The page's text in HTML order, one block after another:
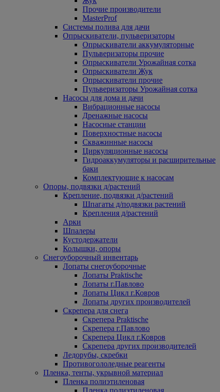
Прочие производители
MasterProf
Системы полива для дачи
Опрыскиватели, пульверизаторы
Опрыскиватели аккумуляторные
Пульверизаторы прочие
Опрыскиватели Урожайная сотка
Опрыскиватели Жук
Опрыскиватели прочие
Пульверизаторы Урожайная сотка
Насосы для дома и дачи
Вибрационные насосы
Дренажные насосы
Насосные станции
Поверхностные насосы
Скважинные насосы
Циркуляционные насосы
Гидроаккумуляторы и расширительные
баки
Комплектующие к насосам
Опоры, подвязки д/растений
Крепление, подвязки д/растений
Шпагаты д/подвязки растений
Крепления д/растений
Арки
Шпалеры
Кустодержатели
Колышки, опоры
Снегоуборочный инвентарь
Лопаты снегоуборочные
Лопаты Praktische
Лопаты г.Павлово
Лопаты Цикл г.Ковров
Лопаты других производителей
Скрепера для снега
Скрепера Praktische
Скрепера г.Павлово
Скрепера Цикл г.Ковров
Скрепера других производителей
Ледорубы, скребки
Противогололедные реагенты
Пленка, тенты, укрывной материал
Пленка полиэтиленовая
Пленка полиэтиленовая